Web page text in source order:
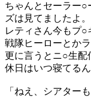
ちゃんとセーラー○
ズは見てましたよ。
レティさん今もプ○
戦隊ヒーローとか
更に言うとニ○生配
休日はいつ寝てる
「ねえ、シアター